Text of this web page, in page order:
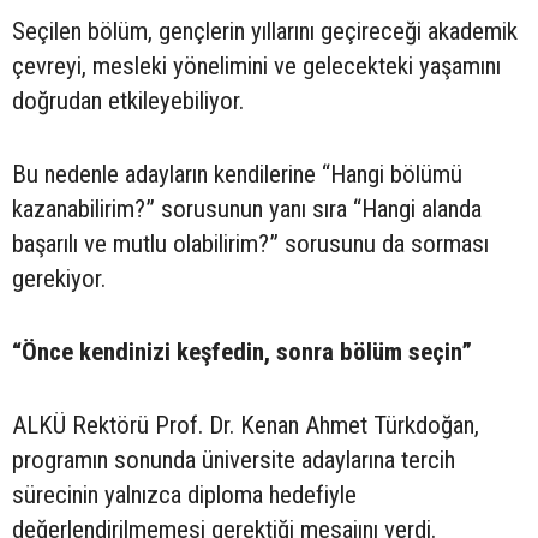
Seçilen bölüm, gençlerin yıllarını geçireceği akademik
çevreyi, mesleki yönelimini ve gelecekteki yaşamını
doğrudan etkileyebiliyor.
Bu nedenle adayların kendilerine “Hangi bölümü
kazanabilirim?” sorusunun yanı sıra “Hangi alanda
başarılı ve mutlu olabilirim?” sorusunu da sorması
gerekiyor.
“Önce kendinizi keşfedin, sonra bölüm seçin”
ALKÜ Rektörü Prof. Dr. Kenan Ahmet Türkdoğan,
programın sonunda üniversite adaylarına tercih
sürecinin yalnızca diploma hedefiyle
değerlendirilmemesi gerektiği mesajını verdi.